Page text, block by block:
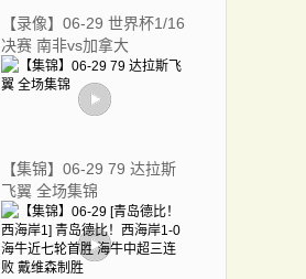
【录像】06-29 世界杯1/16
决赛 南非vs加拿大
【集锦】06-29 79 达拉斯
飞翼 全场集锦